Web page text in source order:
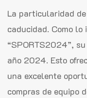
La particularidad
caducidad. Como lo
“SPORTS2024”,
año 2024. Esto
una excelente
compras de equipo